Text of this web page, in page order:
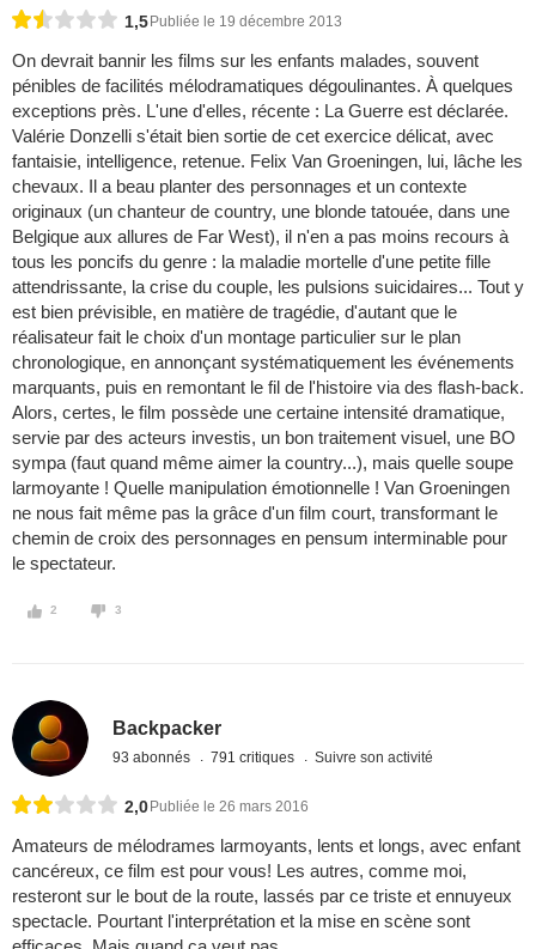
1,5 Publiée le 19 décembre 2013
On devrait bannir les films sur les enfants malades, souvent
pénibles de facilités mélodramatiques dégoulinantes. À quelques
exceptions près. L'une d'elles, récente : La Guerre est déclarée.
Valérie Donzelli s'était bien sortie de cet exercice délicat, avec
fantaisie, intelligence, retenue. Felix Van Groeningen, lui, lâche les
chevaux. Il a beau planter des personnages et un contexte
originaux (un chanteur de country, une blonde tatouée, dans une
Belgique aux allures de Far West), il n'en a pas moins recours à
tous les poncifs du genre : la maladie mortelle d'une petite fille
attendrissante, la crise du couple, les pulsions suicidaires... Tout y
est bien prévisible, en matière de tragédie, d'autant que le
réalisateur fait le choix d'un montage particulier sur le plan
chronologique, en annonçant systématiquement les événements
marquants, puis en remontant le fil de l'histoire via des flash-back.
Alors, certes, le film possède une certaine intensité dramatique,
servie par des acteurs investis, un bon traitement visuel, une BO
sympa (faut quand même aimer la country...), mais quelle soupe
larmoyante ! Quelle manipulation émotionnelle ! Van Groeningen
ne nous fait même pas la grâce d'un film court, transformant le
chemin de croix des personnages en pensum interminable pour
le spectateur.
2 3
Backpacker
93 abonnés 791 critiques Suivre son activité
2,0 Publiée le 26 mars 2016
Amateurs de mélodrames larmoyants, lents et longs, avec enfant
cancéreux, ce film est pour vous! Les autres, comme moi,
resteront sur le bout de la route, lassés par ce triste et ennuyeux
spectacle. Pourtant l'interprétation et la mise en scène sont